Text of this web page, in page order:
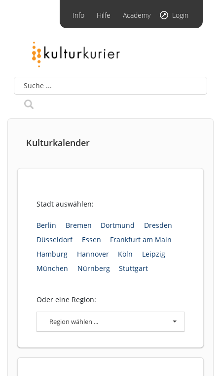
Info Hilfe Academy Login
Kulturkalender
Stadt auswählen:
Berlin Bremen Dortmund
Dresden
Düsseldorf
Essen
Frankfurt am Main
Hamburg
Hannover Köln
Leipzig
München
Nürnberg Stuttgart
Oder eine Region:
Region wählen ...